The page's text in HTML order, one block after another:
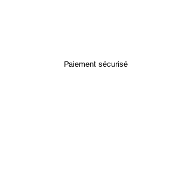
Paiement sécurisé